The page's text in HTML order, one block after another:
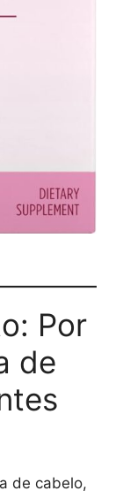
Por
de
de cabelo,